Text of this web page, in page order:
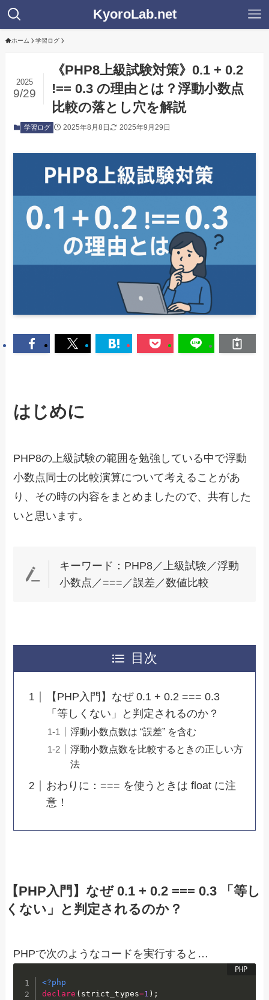
KyoroLab.net
ホーム 学習ログ
《PHP8上級試験対策》0.1 + 0.2
!== 0.3 の理由とは？浮動小数点
比較の落とし穴を解説
2025
9/29
学習ログ 2025年8月8日 2025年9月29日
はじめに
PHP8の上級試験の範囲を勉強している中で浮動
小数点同士の比較演算について考えることがあ
り、その時の内容をまとめましたので、共有した
いと思います。
キーワード：PHP8／上級試験／浮動
小数点／===／誤差／数値比較
目次
【PHP入門】なぜ 0.1 + 0.2 === 0.3
「等しくない」と判定されるのか？
浮動小数点数は “誤差” を含む
浮動小数点数を比較するときの正しい方
法
おわりに：=== を使うときは float に注
意！
【PHP入門】なぜ 0.1 + 0.2 === 0.3 「等し
くない」と判定されるのか？
PHPで次のようなコードを実行すると…
<?php
declare ( strict_types=1 ) ;